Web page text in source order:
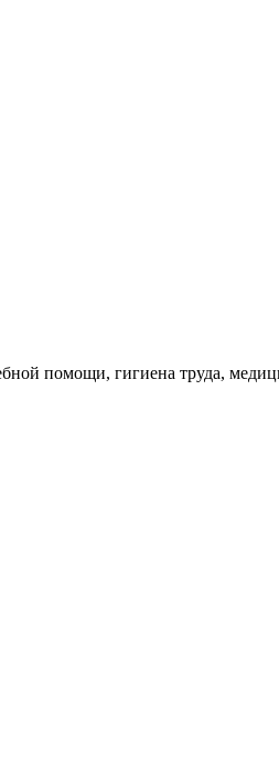
помощи, гигиена труда,